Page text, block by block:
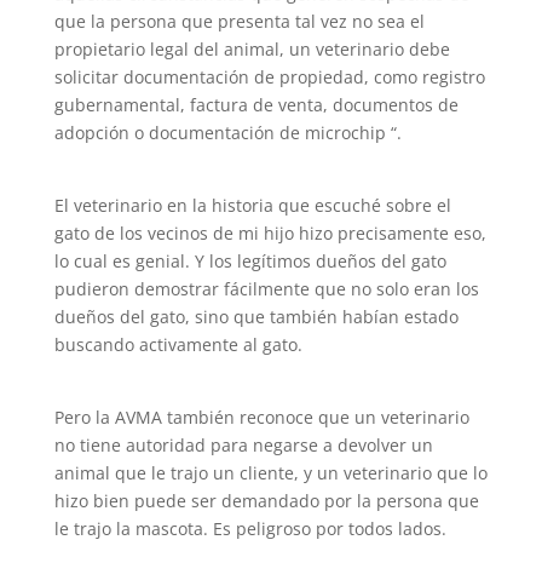
que la persona que presenta tal vez no sea el
propietario legal del animal, un veterinario debe
solicitar documentación de propiedad, como registro
gubernamental, factura de venta, documentos de
adopción o documentación de microchip “.
El veterinario en la historia que escuché sobre el
gato de los vecinos de mi hijo hizo precisamente eso,
lo cual es genial. Y los legítimos dueños del gato
pudieron demostrar fácilmente que no solo eran los
dueños del gato, sino que también habían estado
buscando activamente al gato.
Pero la AVMA también reconoce que un veterinario
no tiene autoridad para negarse a devolver un
animal que le trajo un cliente, y un veterinario que lo
hizo bien puede ser demandado por la persona que
le trajo la mascota. Es peligroso por todos lados.